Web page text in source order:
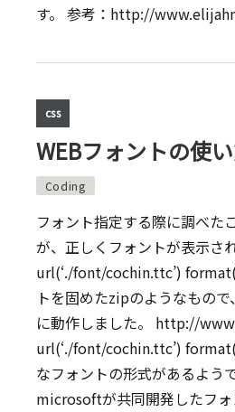
す。 参考：http://
css
WEBフォントの使
Coding
フォント指定する際に調べた
が、正しくフォントが表示さ
url(‘./font/cochin.ttc’)
トを固めたzipのようなもの
に動作しました。 http://
url(‘./font/cochin.ttc’)
なフォントの形式があるよ
microsoftが共同開発したフ